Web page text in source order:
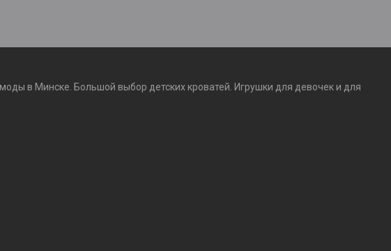
в Минске. Большой выбор детских кроватей. Игрушки для девочек и для